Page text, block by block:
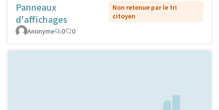
Panneaux
d'affichages
Non retenue par le tri
citoyen
Anonyme
0 0